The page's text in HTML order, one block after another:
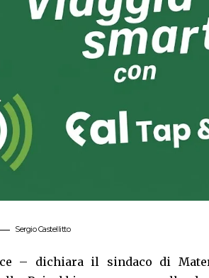
Sergio Castellitto
– dichiara il sindaco di